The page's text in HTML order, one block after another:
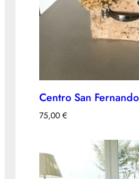
Centro San
75,00 €